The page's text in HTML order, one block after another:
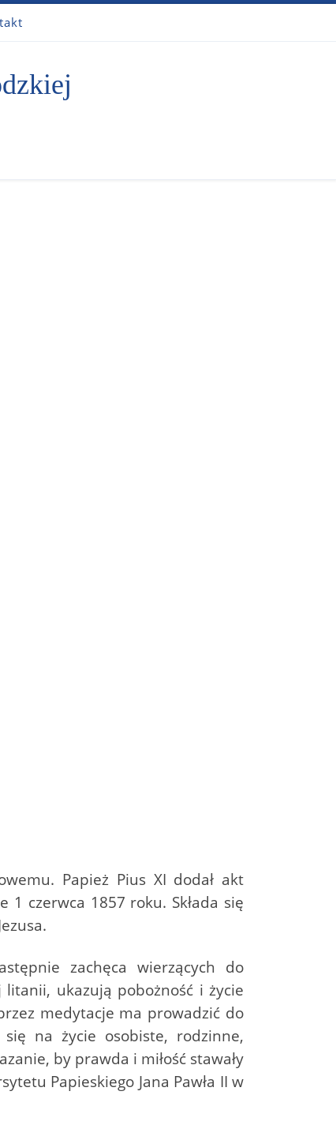
Papież Pius XI dodał akt
1 czerwca 1857 roku. Składa się
zachęca wierzących do
litanii, ukazują pobożność i życie
medytacje ma prowadzić do
się na życie osobiste, rodzinne,
by prawda i miłość stawały
Papieskiego Jana Pawła II w